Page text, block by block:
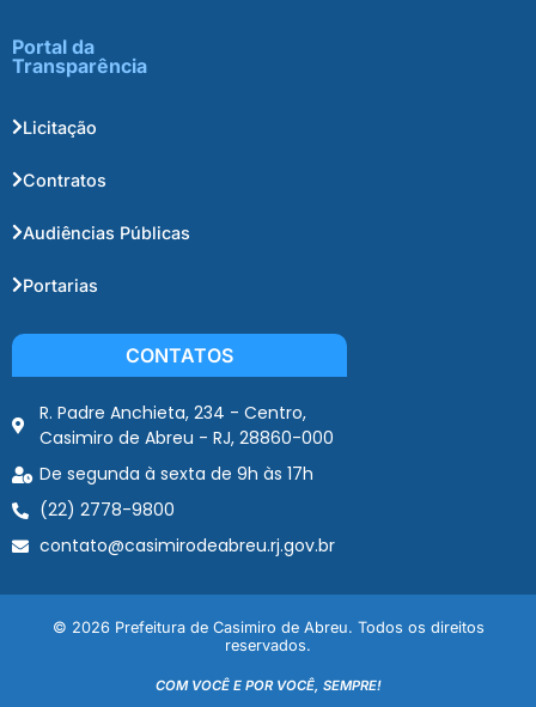
Portal da
Transparência
Licitação
Contratos
Audiências Públicas
Portarias
CONTATOS
R. Padre Anchieta, 234 - Centro,
Casimiro de Abreu - RJ, 28860-000
De segunda à sexta de 9h às 17h
(22) 2778-9800
contato@casimirodeabreu.rj.gov.br
© 2026 Prefeitura de Casimiro de Abreu. Todos os direitos
reservados.
COM VOCÊ E POR VOCÊ, SEMPRE!